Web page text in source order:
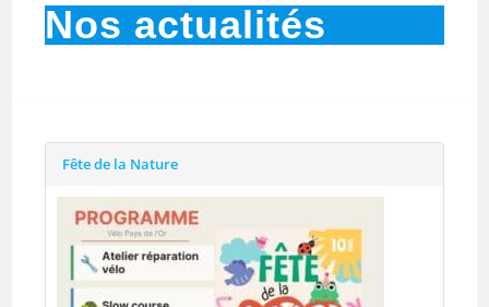
Nos actualités
Fête de la Nature